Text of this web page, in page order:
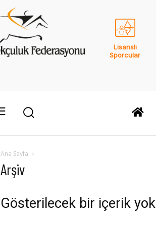
Lisanslı
Sporcular
Ana Sayfa
Arşiv
Gösterilecek bir içerik yok